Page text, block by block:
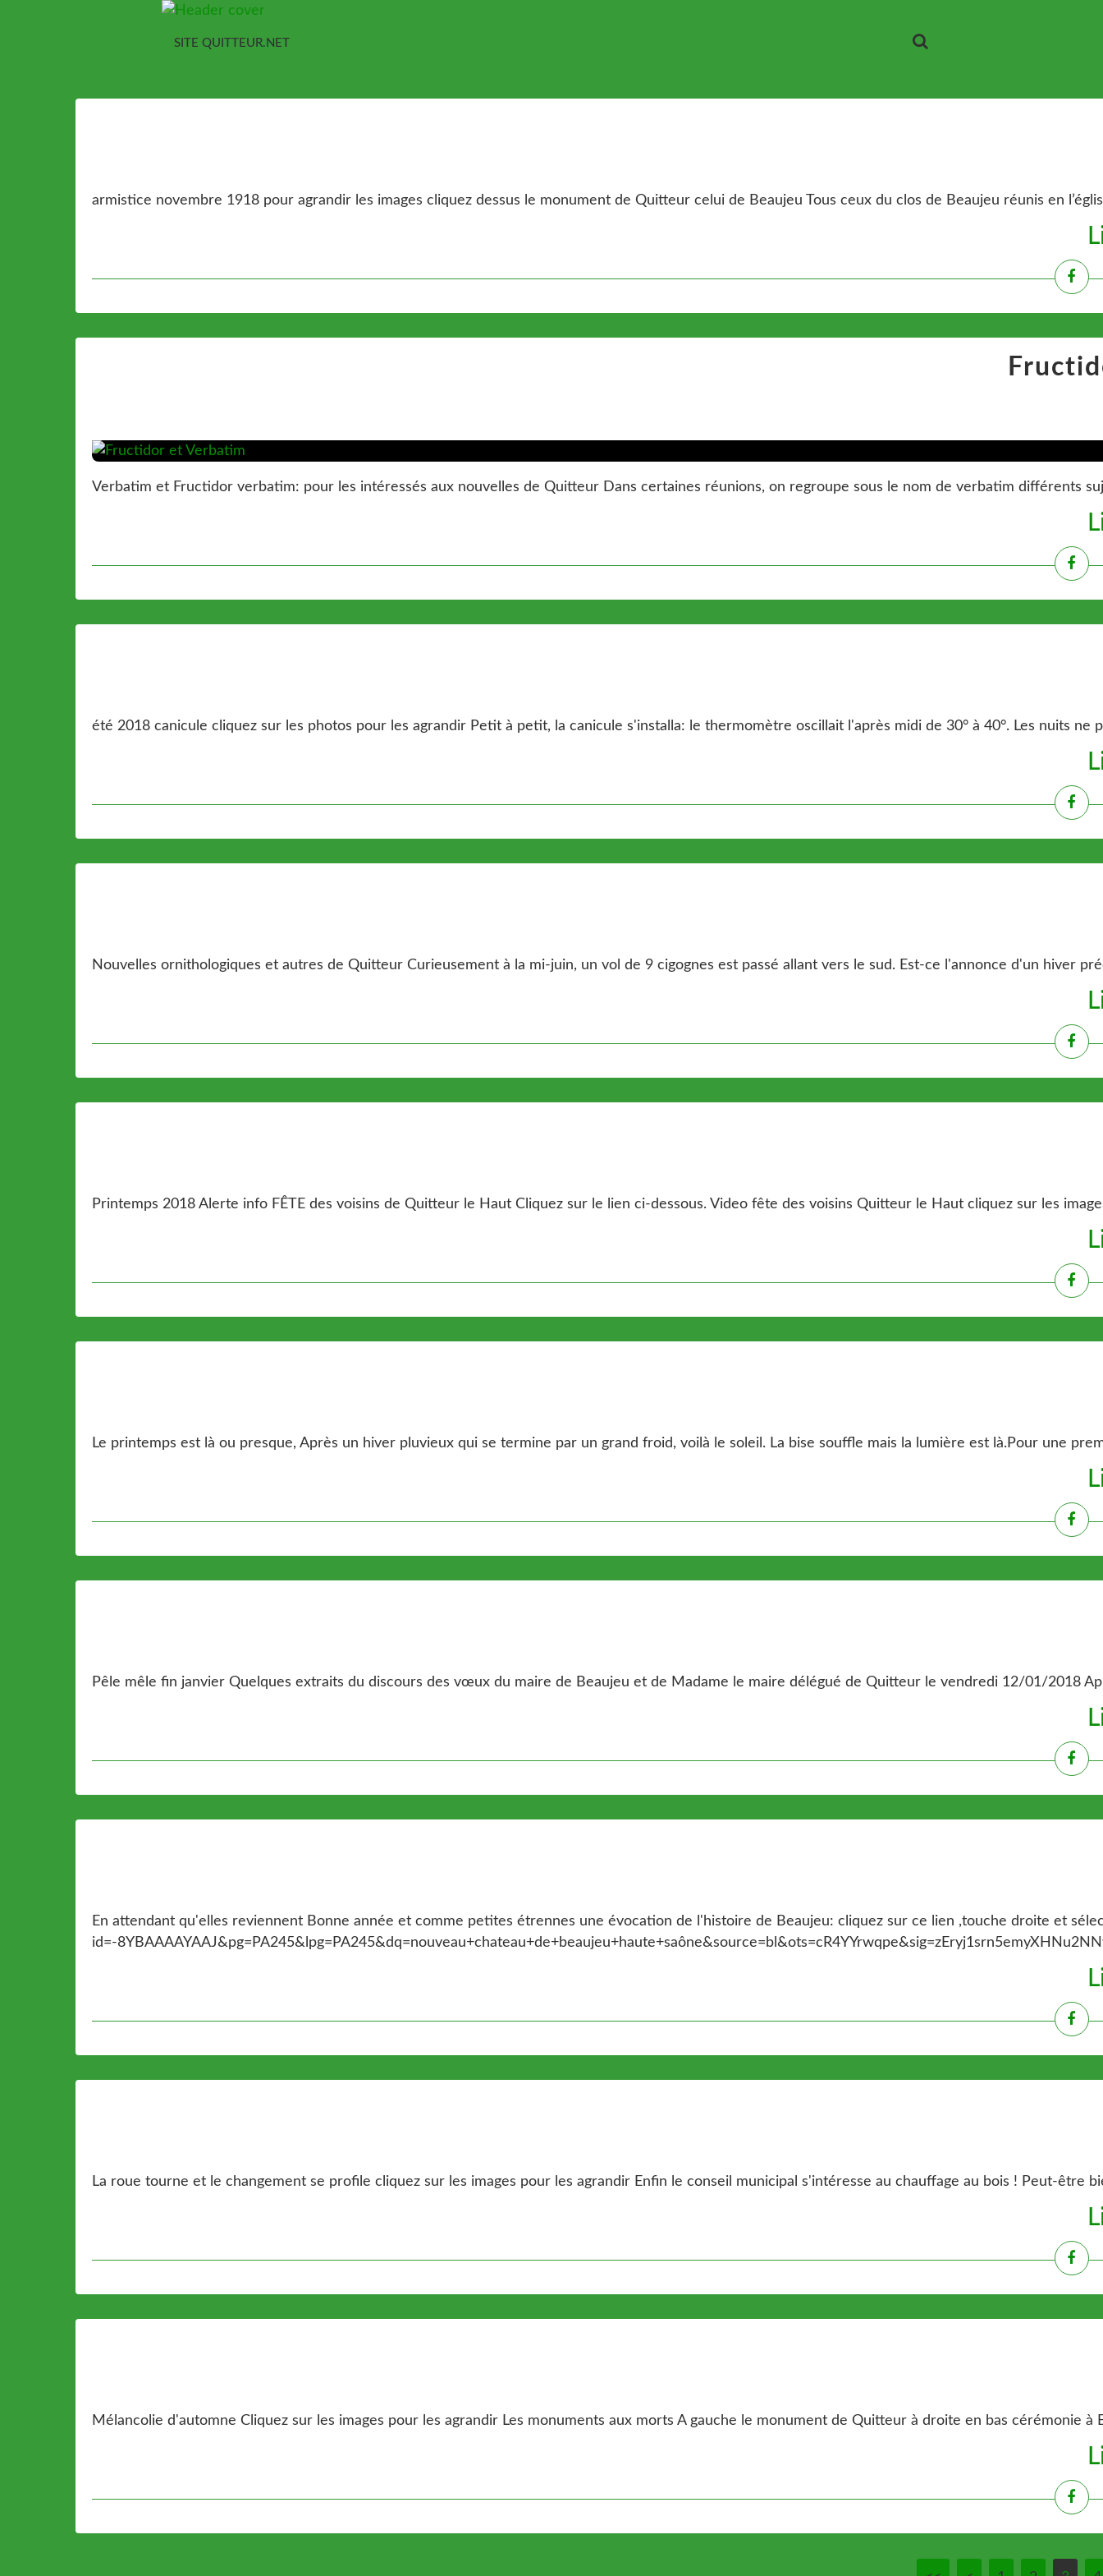
SITE QUITTEUR.NET
armistice novembre 1918 pour agrandir les images cliquez dessus le monument de Quitteur celui de Beaujeu Tous ceux du clos de Beaujeu réunis en
Verbatim et Fructidor verbatim: pour les intéressés aux nouvelles de Quitteur Dans certaines réunions, on regroupe sous le nom de verbatim différents
été 2018 canicule cliquez sur les photos pour les agrandir Petit à petit, la canicule s'installa: le thermomètre oscillait l'après midi de 30° à 40°. Les nuits
Nouvelles ornithologiques et autres de Quitteur Curieusement à la mi-juin, un vol de 9 cigognes est passé allant vers le sud. Est-ce l'annonce d'un hiver
Printemps 2018 Alerte info FÊTE des voisins de Quitteur le Haut Cliquez sur le lien ci-dessous. Video fête des voisins Quitteur le Haut cliquez sur les
Le printemps est là ou presque, Après un hiver pluvieux qui se termine par un grand froid, voilà le soleil. La bise souffle mais la lumière est là.Pour une
Pêle mêle fin janvier Quelques extraits du discours des vœux du maire de Beaujeu et de Madame le maire délégué de Quitteur le vendredi 12/01/2018
En attendant qu'elles reviennent Bonne année et comme petites étrennes une évocation de l'histoire de Beaujeu: cliquez sur ce lien ,touche droite et
id=-
La roue tourne et le changement se profile cliquez sur les images pour les agrandir Enfin le conseil municipal s'intéresse au chauffage au bois ! Peut-être
Mélancolie d'automne Cliquez sur les images pour les agrandir Les monuments aux morts A gauche le monument de Quitteur à droite en bas cérémonie